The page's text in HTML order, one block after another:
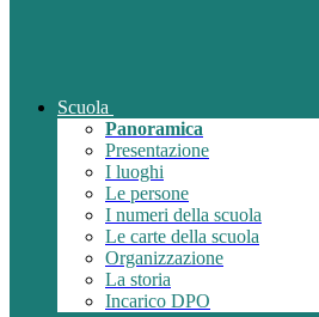
Scuola
Panoramica
Presentazione
I luoghi
Le persone
I numeri della scuola
Le carte della scuola
Organizzazione
La storia
Incarico DPO